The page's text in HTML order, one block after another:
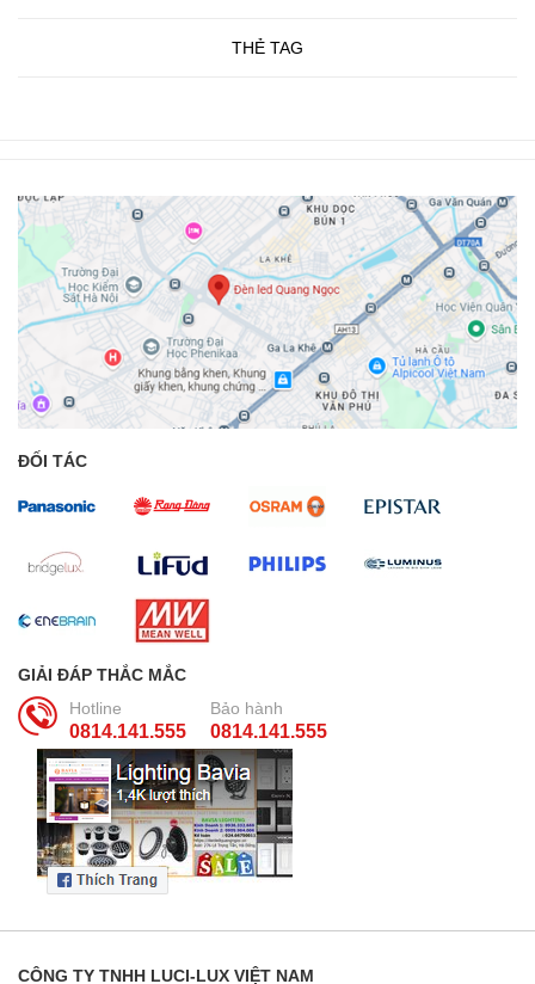
THẺ TAG
ĐỐI TÁC
GIẢI ĐÁP THẮC MẮC
Hotline
0814.141.555
Bảo hành
0814.141.555
CÔNG TY TNHH LUCI-LUX VIỆT NAM